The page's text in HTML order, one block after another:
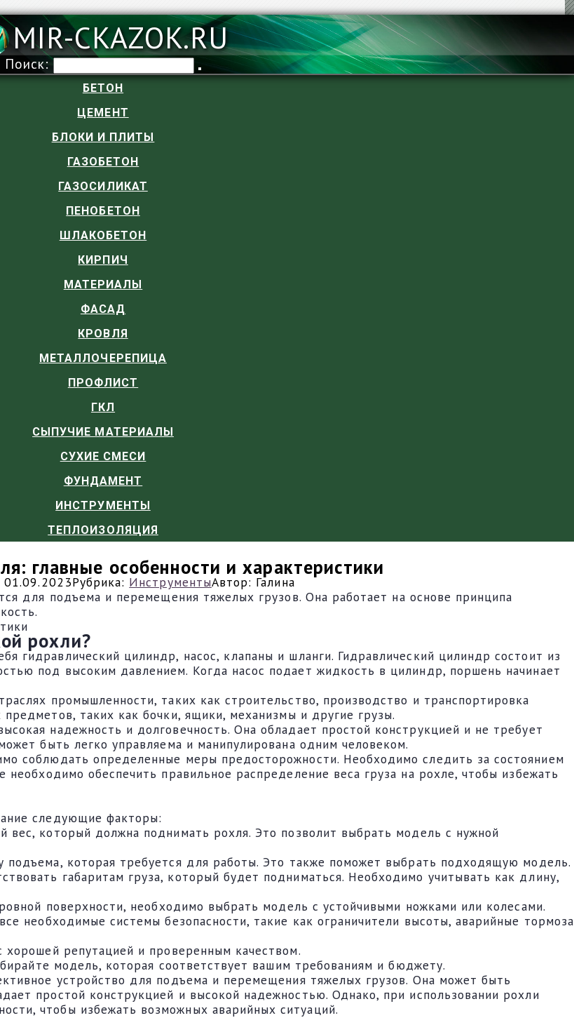
MIR-CKAZOK.RU
Поиск:
БЕТОН
ЦЕМЕНТ
БЛОКИ И ПЛИТЫ
ГАЗОБЕТОН
ГАЗОСИЛИКАТ
ПЕНОБЕТОН
ШЛАКОБЕТОН
КИРПИЧ
МАТЕРИАЛЫ
ФАСАД
КРОВЛЯ
МЕТАЛЛОЧЕРЕПИЦА
ПРОФЛИСТ
ГКЛ
СЫПУЧИЕ МАТЕРИАЛЫ
СУХИЕ СМЕСИ
ФУНДАМЕНТ
ИНСТРУМЕНТЫ
ТЕПЛОИЗОЛЯЦИЯ
главные особенности и характеристики
01.09.2023Рубрика: ИнструментыАвтор: Галина
для подъема и перемещения тяжелых грузов. Она работает на основе принципа
рохли?
гидравлический цилиндр, насос, клапаны и шланги. Гидравлический цилиндр состоит из
под высоким давлением. Когда насос подает жидкость в цилиндр, поршень начинает
промышленности, таких как строительство, производство и транспортировка
таких как бочки, ящики, механизмы и другие грузы.
надежность и долговечность. Она обладает простой конструкцией и не требует
быть легко управляема и манипулирована одним человеком.
соблюдать определенные меры предосторожности. Необходимо следить за состоянием
обеспечить правильное распределение веса груза на рохле, чтобы избежать
следующие факторы:
вес, который должна поднимать рохля. Это позволит выбрать модель с нужной
которая требуется для работы. Это также поможет выбрать подходящую модель.
габаритам груза, который будет подниматься. Необходимо учитывать как длину,
поверхности, необходимо выбрать модель с устойчивыми ножками или колесами.
необходимые системы безопасности, такие как ограничители высоты, аварийные тормоза
репутацией и проверенным качеством.
модель, которая соответствует вашим требованиям и бюджету.
устройство для подъема и перемещения тяжелых грузов. Она может быть
простой конструкцией и высокой надежностью. Однако, при использовании рохли
чтобы избежать возможных аварийных ситуаций.